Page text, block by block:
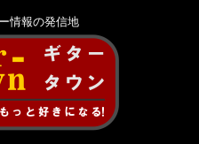
情報の発信地